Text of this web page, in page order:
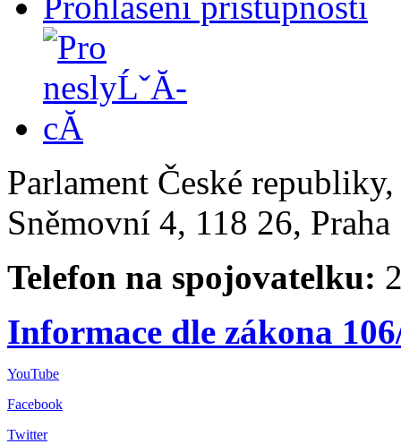
Parlament České
Sněmovní 4, 118 26,
Telefon na spojovatelku:
Informace dle zákona
YouTube
Facebook
Twitter